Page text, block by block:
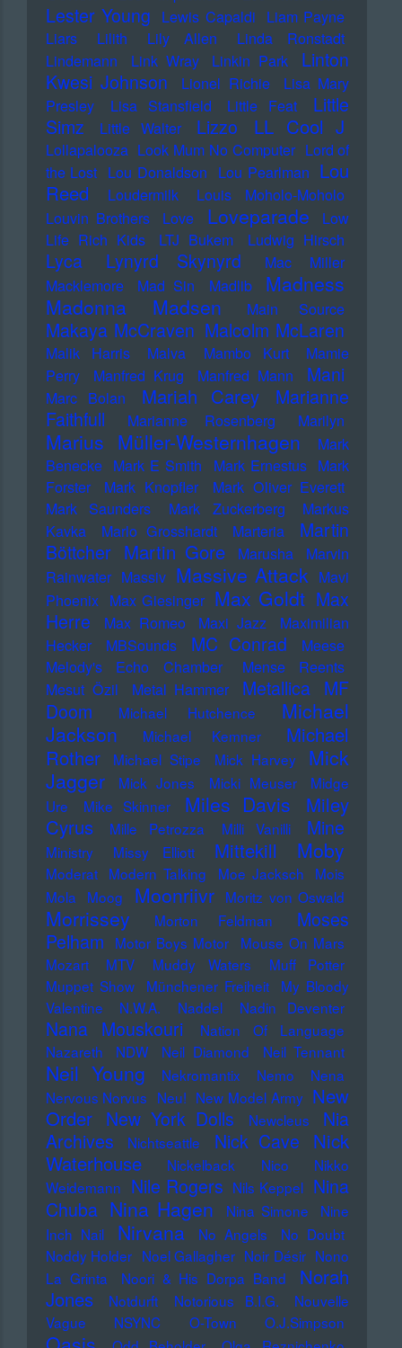
Lester Young Lewis Capaldi Liam Payne
Liars
Lilith Lily Allen
Linda Ronstadt
Lindemann
Link Wray Linkin Park
Linton
Kwesi Johnson
Lionel Richie
Lisa Mary
Presley
Lisa Stansfield Little Feat
Little
Simz
Little Walter Lizzo LL Cool J
Lollapalooza Look Mum No Computer Lord of
the Lost Lou Donaldson Lou Pearlman Lou
Reed
Loudermilk
Louis Moholo-Moholo
Louvin Brothers
Love Loveparade
Low
Life Rich Kids
LTJ Bukem Ludwig Hirsch
Lyca Lynyrd Skynyrd
Mac Miller
Macklemore
Mad Sin Madlib
Madness
Madonna
Madsen Main Source
Makaya McCraven Malcolm McLaren
Malik Harris Malva Mambo Kurt
Mamie
Perry
Manfred Krug Manfred Mann Mani
Marc Bolan Mariah Carey
Marianne
Faithfull
Marianne Rosenberg Marilyn
Marius Müller-Westernhagen
Mark
Benecke Mark E Smith Mark Ernestus Mark
Forster
Mark Knopfler
Mark Oliver Everett
Mark Saunders
Mark Zuckerberg
Markus
Kavka
Marlo Grosshardt Marteria
Martin
Böttcher Martin Gore Marusha
Marvin
Rainwater Massiv Massive Attack Mavi
Phoenix Max Giesinger Max Goldt Max
Herre
Max Romeo Maxi Jazz
Maximilian
Hecker
MBSounds MC Conrad
Meese
Melody's Echo Chamber
Mense Reents
Mesut Özil
Metal Hammer Metallica MF
Doom
Michael Hutchence
Michael
Jackson
Michael Kemner
Michael
Rother
Michael Stipe Mick Harvey
Mick
Jagger
Mick Jones Micki Meuser
Midge
Ure
Mike Skinner Miles Davis
Miley
Cyrus
Mille Petrozza Milli Vanilli Mine
Ministry Missy Elliott Mittekill Moby
Moderat Modern Talking Moe Jacksch
Mois
Mola
Moog Moonriivr Moritz von Oswald
Morrissey Morton Feldman
Moses
Pelham
Motor Boys Motor
Mouse On Mars
Mozart
MTV Muddy Waters
Muff Potter
Muppet Show
Münchener Freiheit
My Bloody
Valentine
N.W.A. Naddel Nadin Deventer
Nana Mouskouri
Nation Of Language
Nazareth
NDW Neil Diamond Neil Tennant
Neil Young Nekromantix Nemo
Nena
Nervous Norvus Neu! New Model Army New
Order New York Dolls Newcleus
Nia
Archives
Nichtseattle Nick Cave
Nick
Waterhouse
Nickelback Nico
Nikko
Weidemann Nile Rogers Nils Keppel Nina
Chuba Nina Hagen Nina Simone
Nine
Inch Nail
Nirvana No Angels
No Doubt
Noddy Holder Noel Gallagher Noir Désir Nono
La Grinta
Noori & His Dorpa Band
Norah
Jones
Notdurft Notorious B.I.G.
Nouvelle
Vague
NSYNC O-Town O.J.Simpson